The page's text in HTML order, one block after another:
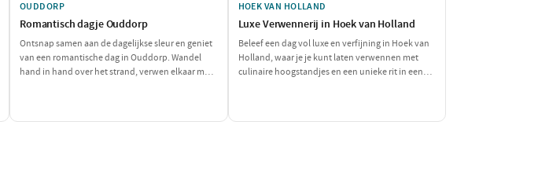
OUDDORP
Romantisch dagje Ouddorp
Ontsnap samen aan de dagelijkse sleur en geniet
van een romantische dag in Ouddorp. Wandel
hand in hand over het strand, verwen elkaar met
HOEK VAN HOLLAND
Luxe Verwennerij in Hoek van Holland
Beleef een dag vol luxe en verfijning in Hoek van
Holland, waar je je kunt laten verwennen met
culinaire hoogstandjes en een unieke rit in een